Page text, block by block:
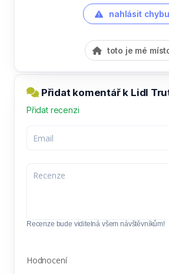
nahlásit chybu
toto je mé
Přidat komentář k Lidl
Přidat recenzi
Recenze bude viditelná všem návštěvníkům!
Hodnocení